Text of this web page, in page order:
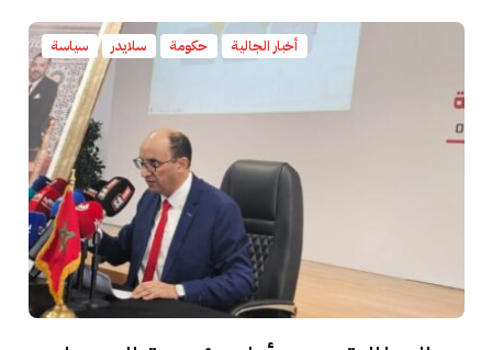
أخبار الجالية حكومة سلايدر سياسة